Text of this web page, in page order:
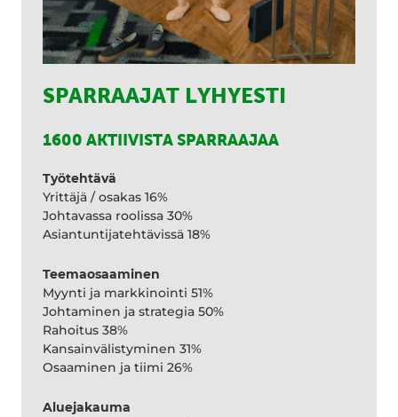
SPARRAAJAT LYHYESTI
1600 AKTIIVISTA SPARRAAJAA
Työtehtävä
Yrittäjä / osakas 16%
Johtavassa roolissa 30%
Asiantuntijatehtävissä 18%
Teemaosaaminen
Myynti ja markkinointi 51%
Johtaminen ja strategia 50%
Rahoitus 38%
Kansainvälistyminen 31%
Osaaminen ja tiimi 26%
Aluejakauma